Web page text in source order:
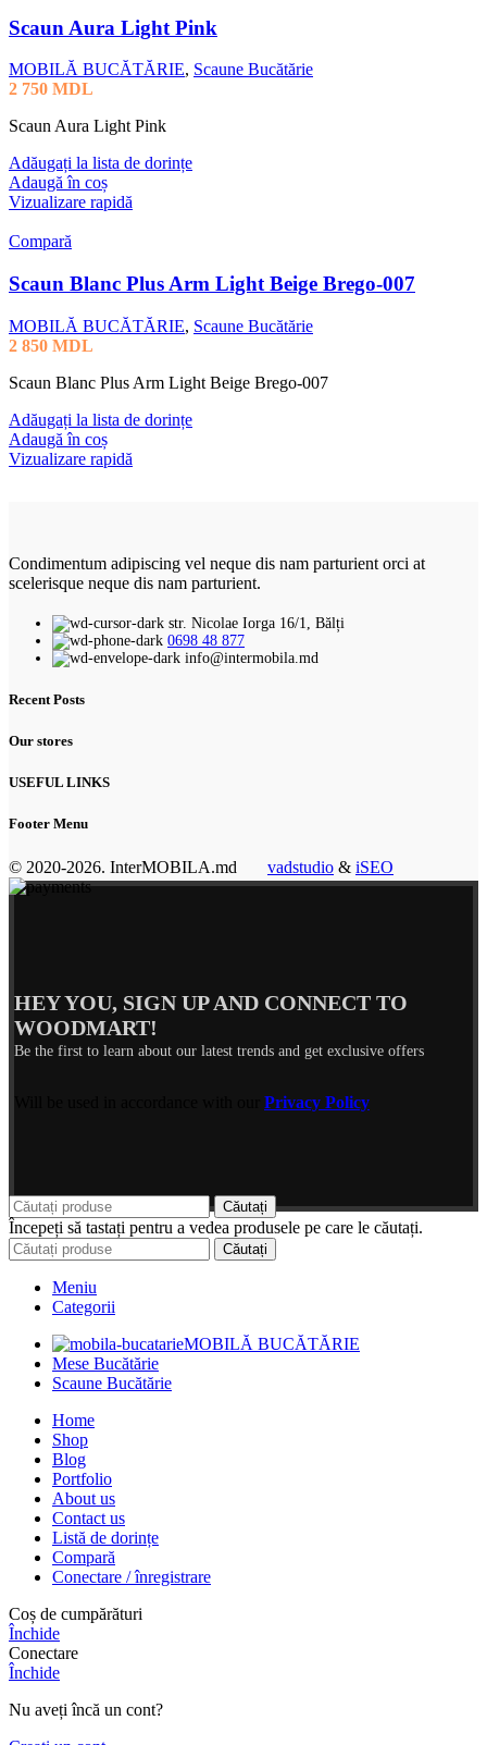
Scaun Aura Light Pink
MOBILĂ BUCĂTĂRIE, Scaune Bucătărie
2 750 MDL
Scaun Aura Light Pink
Adăugați la lista de dorințe
Adaugă în coș
Vizualizare rapidă
Compară
Scaun Blanc Plus Arm Light Beige Brego-007
MOBILĂ BUCĂTĂRIE, Scaune Bucătărie
2 850 MDL
Scaun Blanc Plus Arm Light Beige Brego-007
Adăugați la lista de dorințe
Adaugă în coș
Vizualizare rapidă
Condimentum adipiscing vel neque dis nam parturient orci at
scelerisque neque dis nam parturient.
str. Nicolae Iorga 16/1, Bălți
0698 48 877
info@intermobila.md
Recent Posts
Our stores
USEFUL LINKS
Footer Menu
© 2020-2026. InterMOBILA.md vadstudio & iSEO
HEY YOU, SIGN UP AND CONNECT TO
WOODMART!
Be the first to learn about our latest trends and get exclusive offers
Privacy Policy
Căutați
Începeți să tastați pentru a vedea produsele pe care le căutați.
Căutați
Meniu
Categorii
MOBILĂ BUCĂTĂRIE
Mese Bucătărie
Scaune Bucătărie
Home
Shop
Blog
Portfolio
About us
Contact us
Listă de dorințe
Compară
Conectare / înregistrare
Coș de cumpărături
Închide
Conectare
Închide
Nu aveți încă un cont?